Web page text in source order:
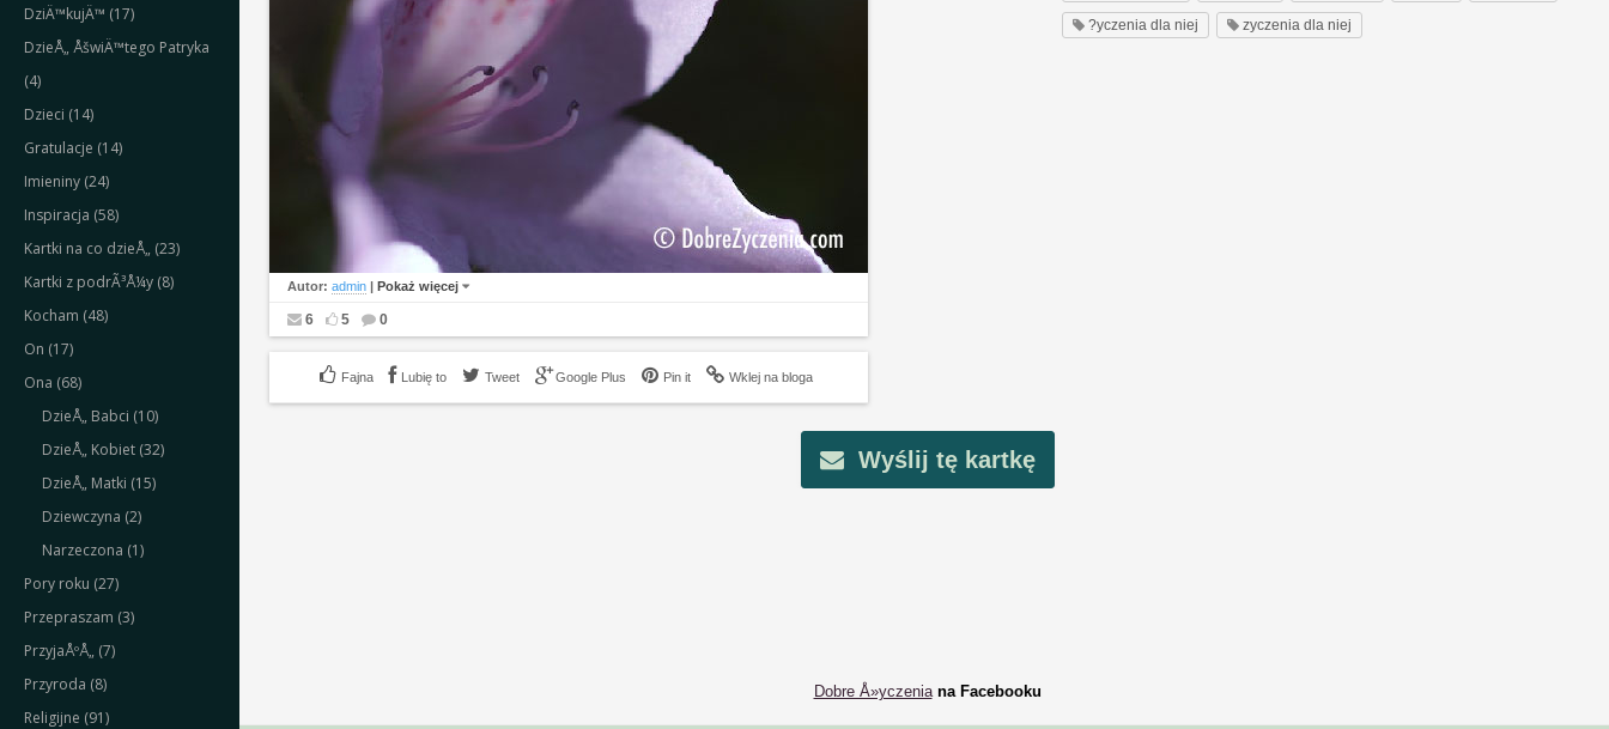
DziÄ™kujÄ™ (17)
DzieÅ„ ÅšwiÄ™tego Patryka
(4)
Dzieci (14)
Gratulacje (14)
Imieniny (24)
Inspiracja (58)
Kartki na co dzieÅ„ (23)
Kartki z podrÃ³Å¼y (8)
Kocham (48)
On (17)
Ona (68)
DzieÅ„ Babci (10)
DzieÅ„ Kobiet (32)
DzieÅ„ Matki (15)
Dziewczyna (2)
Narzeczona (1)
Pory roku (27)
Przepraszam (3)
PrzyjaÅºÅ„ (7)
Przyroda (8)
Religijne (91)
?yczenia dla niej zyczenia dla niej
Autor: admin | Pokaż więcej
6 5 0
Lubię to Tweet Google Plus Pin it Wklej na bloga
Wyślij tę kartkę
Dobre Å»yczeniana Facebooku